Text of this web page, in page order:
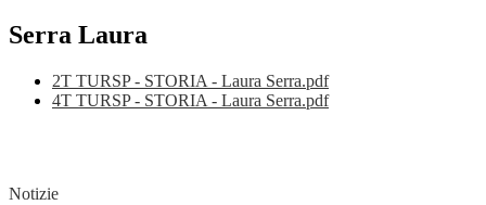
Serra Laura
2T TURSP - STORIA - Laura Serra.pdf
4T TURSP - STORIA - Laura Serra.pdf
Notizie